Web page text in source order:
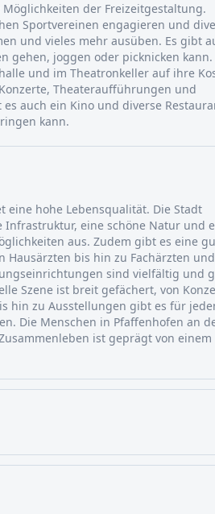
der Freizeitgestaltung.
Sportvereinen engagieren und
und vieles mehr ausüben. Es gibt
gehen, joggen oder picknicken kann.
und im Theatronkeller auf ihre
Theateraufführungen und
auch ein Kino und diverse
kann.
eine hohe Lebensqualität. Die Stadt
eine schöne Natur und
aus. Zudem gibt es eine
Hausärzten bis hin zu Fachärzten und
sind vielfältig und
Szene ist breit gefächert, von
hin zu Ausstellungen gibt es für
Die Menschen in Pfaffenhofen an
ist geprägt von einem